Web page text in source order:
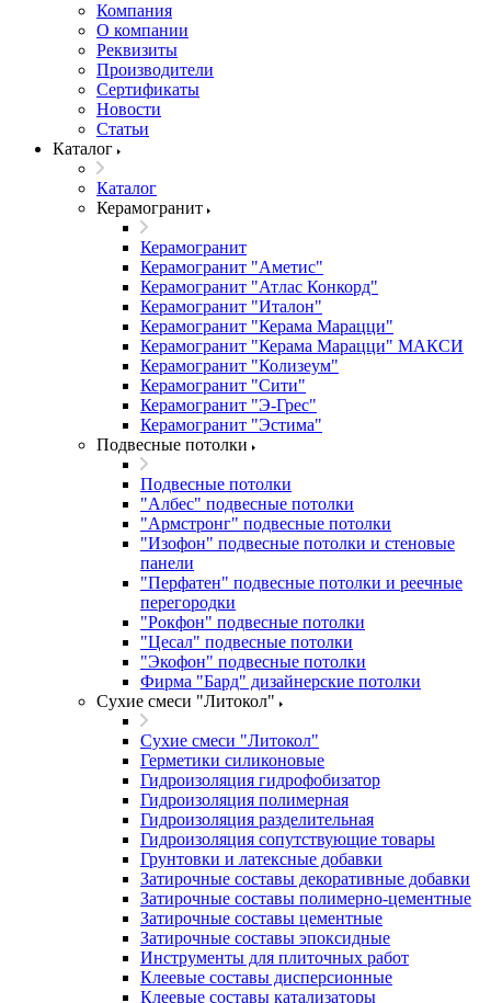
Компания
О компании
Реквизиты
Производители
Сертификаты
Новости
Статьи
Каталог
Каталог
Керамогранит
Керамогранит
Керамогранит "Аметис"
Керамогранит "Атлас Конкорд"
Керамогранит "Италон"
Керамогранит "Керама Марацци"
Керамогранит "Керама Марацци" МАКСИ
Керамогранит "Колизеум"
Керамогранит "Сити"
Керамогранит "Э-Грес"
Керамогранит "Эстима"
Подвесные потолки
Подвесные потолки
"Албес" подвесные потолки
"Армстронг" подвесные потолки
"Изофон" подвесные потолки и стеновые
панели
"Перфатен" подвесные потолки и реечные
перегородки
"Рокфон" подвесные потолки
"Цесал" подвесные потолки
"Экофон" подвесные потолки
Фирма "Бард" дизайнерские потолки
Сухие смеси "Литокол"
Сухие смеси "Литокол"
Герметики силиконовые
Гидроизоляция гидрофобизатор
Гидроизоляция полимерная
Гидроизоляция разделительная
Гидроизоляция сопутствующие товары
Грунтовки и латексные добавки
Затирочные составы декоративные добавки
Затирочные составы полимерно-цементные
Затирочные составы цементные
Затирочные составы эпоксидные
Инструменты для плиточных работ
Клеевые составы дисперсионные
Клеевые составы катализаторы